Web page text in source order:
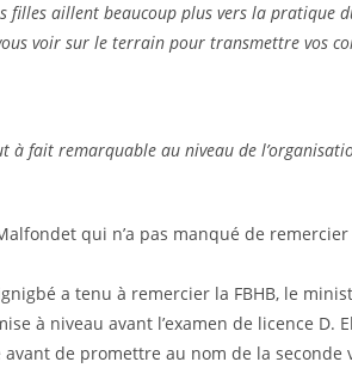
filles aillent beaucoup plus vers la pratique
voir sur le terrain pour transmettre vos
à fait remarquable au niveau de
qui n’a pas manqué de
a tenu à remercier la FBHB, le
à niveau avant l’examen de licence D.
de promettre au nom de la